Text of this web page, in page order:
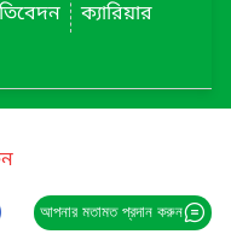
ক্যারিয়ার
আপনার মতামত প্রদান করুন